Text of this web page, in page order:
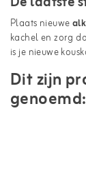
Plaats nieuwe
kachel en zorg
is je nieuwe
Dit zijn
genoemd: